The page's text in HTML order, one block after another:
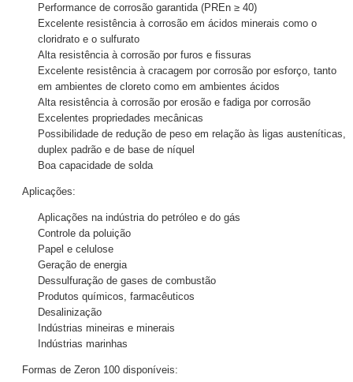
Performance de corrosão garantida (PREn ≥ 40)
Excelente resistência à corrosão em ácidos minerais como o
cloridrato e o sulfurato
Alta resistência à corrosão por furos e fissuras
Excelente resistência à cracagem por corrosão por esforço, tanto
em ambientes de cloreto como em ambientes ácidos
Alta resistência à corrosão por erosão e fadiga por corrosão
Excelentes propriedades mecânicas
Possibilidade de redução de peso em relação às ligas austeníticas,
duplex padrão e de base de níquel
Boa capacidade de solda
Aplicações:
Aplicações na indústria do petróleo e do gás
Controle da poluição
Papel e celulose
Geração de energia
Dessulfuração de gases de combustão
Produtos químicos, farmacêuticos
Desalinização
Indústrias mineiras e minerais
Indústrias marinhas
Formas de Zeron 100 disponíveis: